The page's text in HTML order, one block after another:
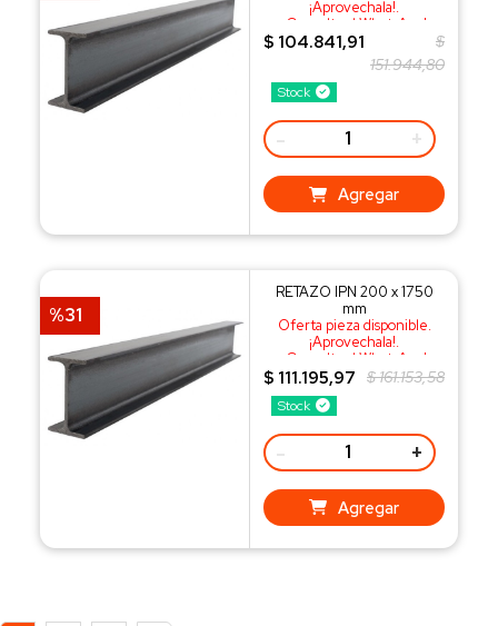
Stock
¡Aprovechala!.
¡Consulta al WhatsApp!
$ 104.841,91
$
151.944,80
- +
Agregar
%31
Stock
RETAZO IPN 200 x 1750
mm
Oferta pieza disponible.
¡Aprovechala!.
¡Consulta al WhatsApp!
$ 111.195,97 $ 161.153,58
- +
Agregar